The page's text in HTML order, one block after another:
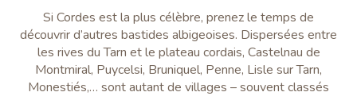
Si Cordes est la plus célèbre, prenez le temps de
découvrir d’autres bastides albigeoises. Dispersées entre
les rives du Tarn et le plateau cordais, Castelnau de
Montmiral, Puycelsi, Bruniquel, Penne, Lisle sur Tarn,
Monestiés,… sont autant de villages – souvent classés